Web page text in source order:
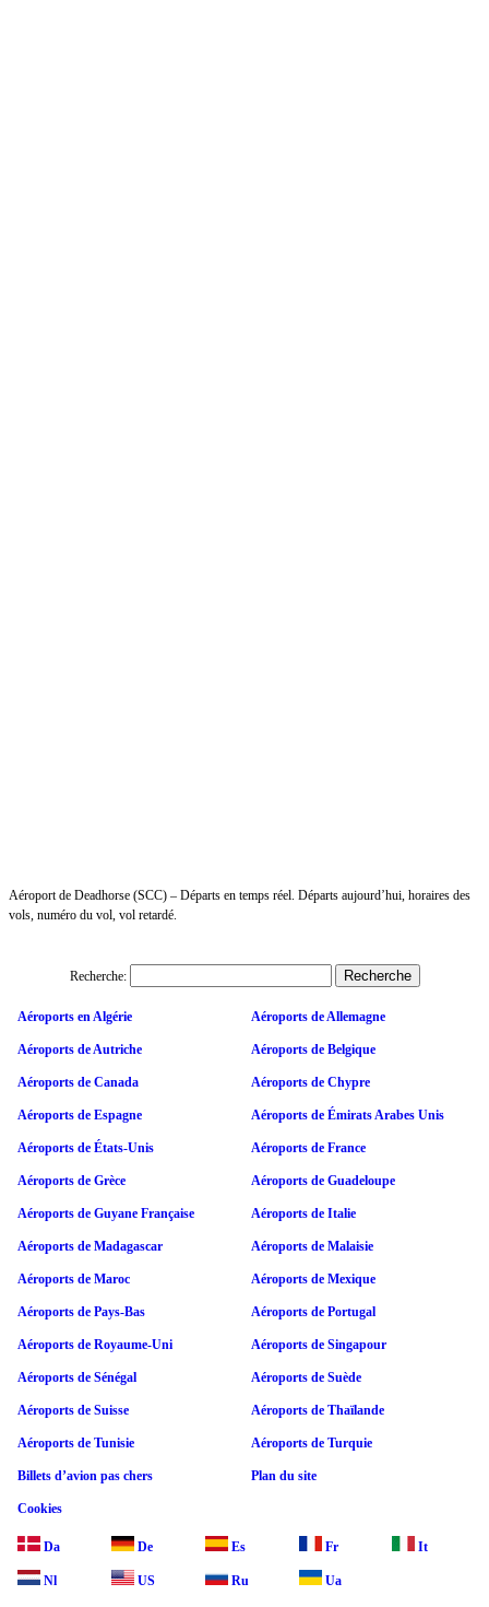
Aéroport de Deadhorse (SCC) – Départs en temps réel. Départs aujourd’hui, horaires des
vols, numéro du vol, vol retardé.
Recherche:
Aéroports en Algérie Aéroports de Allemagne
Aéroports de Autriche Aéroports de Belgique
Aéroports de Canada Aéroports de Chypre
Aéroports de Espagne Aéroports de Émirats Arabes Unis
Aéroports de États-Unis Aéroports de France
Aéroports de Grèce Aéroports de Guadeloupe
Aéroports de Guyane Française Aéroports de Italie
Aéroports de Madagascar Aéroports de Malaisie
Aéroports de Maroc Aéroports de Mexique
Aéroports de Pays-Bas Aéroports de Portugal
Aéroports de Royaume-Uni Aéroports de Singapour
Aéroports de Sénégal Aéroports de Suède
Aéroports de Suisse Aéroports de Thaïlande
Aéroports de Tunisie Aéroports de Turquie
Billets d’avion pas chers Plan du site
Cookies
Da De Es Fr It
Nl US Ru Ua